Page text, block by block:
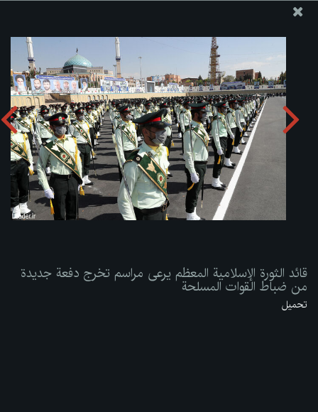
قائد الثورة الإسلامية المعظم يرعى مراسم تخرج دفعة جديدة من
ضباط القوات المسلحة
تحميل الألبوم:zip
قائد الثورة الإسلامية المعظم يرعى مراسم تخرج دفعة جديدة
من ضباط القوات المسلحة
تحميل